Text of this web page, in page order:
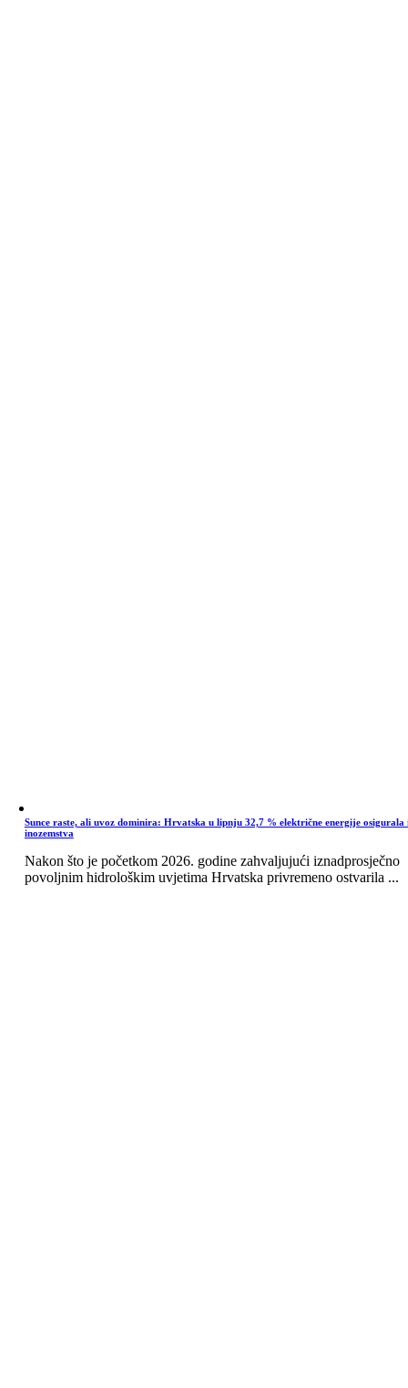
Sunce raste, ali uvoz dominira: Hrvatska u lipnju 32,7 % električne energije osigurala
inozemstva
Nakon što je početkom 2026. godine zahvaljujući iznadprosječno
povoljnim hidrološkim uvjetima Hrvatska privremeno ostvarila ...